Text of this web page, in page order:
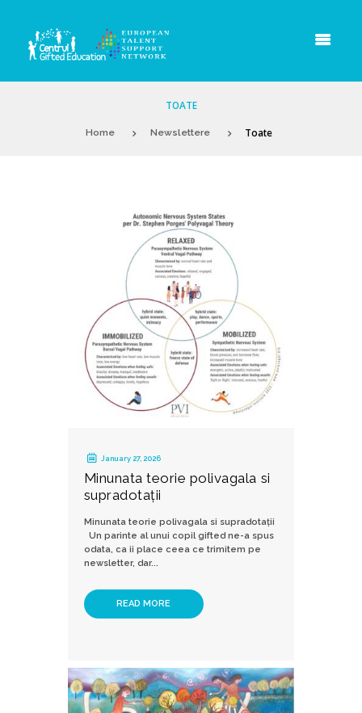
TOATE
Home Newslettere Toate
January 27, 2026
Minunata teorie polivagala si
supradotații
Minunata teorie polivagala si supradotații
Un parinte al unui copil gifted ne-a spus
odata, ca ii place ceea ce trimitem pe
newsletter, dar...
READ MORE